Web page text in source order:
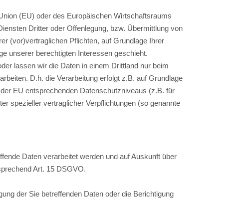
(EU) oder des Europäischen Wirtschaftsraums
Dritter oder Offenlegung, bzw. Übermittlung von
(vor)vertraglichen Pflichten, auf Grundlage Ihrer
unserer berechtigten Interessen geschieht.
lassen wir die Daten in einem Drittland nur beim
D.h. die Verarbeitung erfolgt z.B. auf Grundlage
EU entsprechenden Datenschutzniveaus (z.B. für
spezieller vertraglicher Verpflichtungen (so genannte
Daten verarbeitet werden und auf Auskunft über
Art. 15 DSGVO.
der Sie betreffenden Daten oder die Berichtigung